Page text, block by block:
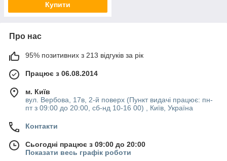
Купити
Про нас
95% позитивних з 213 відгуків за рік
Працює з 06.08.2014
м. Київ
вул. Вербова, 17в, 2-й поверх (Пункт видачі працює: пн-
пт з 09:00 до 20:00, сб-нд 10-16 00) , Київ, Україна
Контакти
Сьогодні працює з 09:00 до 20:00
Показати весь графік роботи